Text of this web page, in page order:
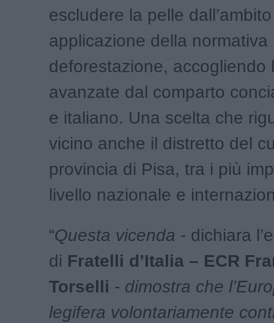
escludere la pelle
applicazione della normativa
deforestazione, accogliendo
avanzate dal comparto
e italiano. Una scelta che
vicino anche il distretto del
provincia di Pisa, tra i più
livello nazionale e
“Questa vicenda - dichiara
di Fratelli d’Italia – ECR
Torselli - dimostra che
legifera volontariamente